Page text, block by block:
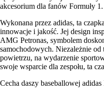
akcesorium dla fanów Formuły 1.
Wykonana przez adidas, ta
innowacje i jakość. Jej design
AMG Petronas, symbolem
samochodowych. Niezależnie
powietrzu, na wydarzenie
swoje wsparcie dla zespołu, ta
Cecha daszy baseballowej